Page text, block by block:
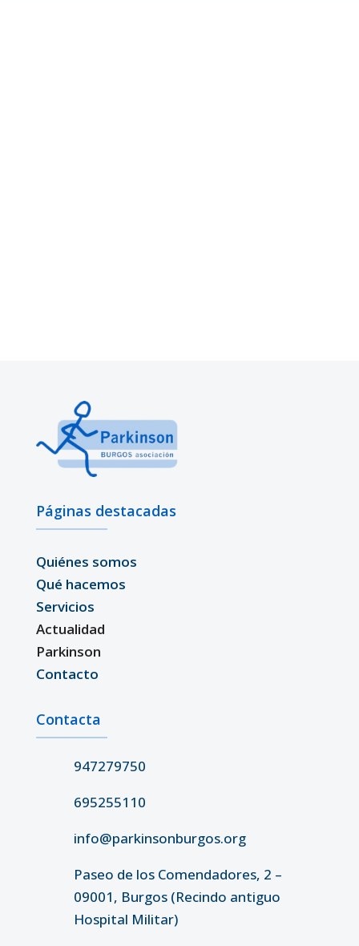
Páginas destacadas
Quiénes somos
Qué hacemos
Servicios
Actualidad
Parkinson
Contacto
Contacta
947279750
695255110
info@parkinsonburgos.org
Paseo de los Comendadores, 2 –
09001, Burgos (Recindo antiguo
Hospital Militar)